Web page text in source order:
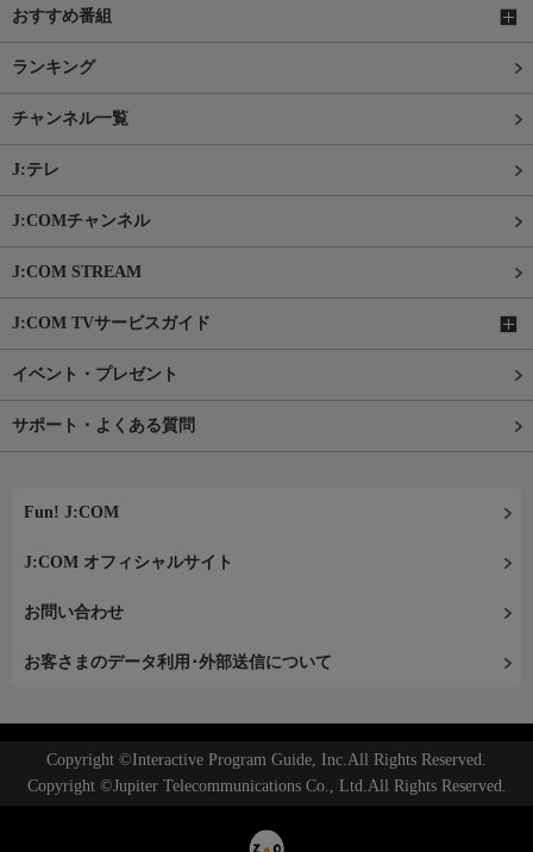
おすすめ番組
ランキング
チャンネル一覧
J:テレ
J:COMチャンネル
J:COM STREAM
J:COM TVサービスガイド
イベント・プレゼント
サポート・よくある質問
Fun! J:COM
J:COM オフィシャルサイト
お問い合わせ
お客さまのデータ利用･外部送信について
Copyright ©Interactive Program Guide, Inc.All Rights Reserved.
Copyright ©Jupiter Telecommunications Co., Ltd.All Rights Reserved.